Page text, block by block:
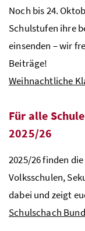
Noch bis 24.
Schulstufen ihre
einsenden – wir
Beiträge!
Weihnachtliche
Für alle
2025/26
2025/26 finden
Volksschulen,
dabei und zeigt
Schulschach